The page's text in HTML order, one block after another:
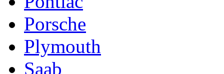
Porsche
Plymouth
Saab